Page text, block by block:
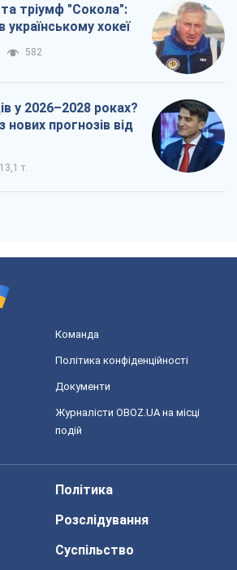
тріумф "Сокола":
хокеї
582
у 2026–2028 роках?
нових прогнозів від
13,1 т.
Команда
Політика конфіденційності
Документи
Журналісти OBOZ.UA на місці
подій
Політика
Розслідування
Суспільство